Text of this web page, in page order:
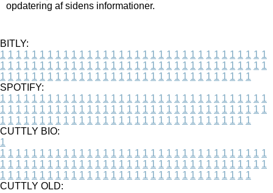
opdatering af sidens informationer.
BITLY:
1 1 1 1 1 1 1 1 1 1 1 1 1 1 1 1 1 1 1 1 1 1 1 1 1 1 1 1 1 1 1 1 1 1
1 1 1 1 1 1 1 1 1 1 1 1 1 1 1 1 1 1 1 1 1 1 1 1 1 1 1 1 1 1 1 1 1 1
1 1 1 1 1 1 1 1 1 1 1 1 1 1 1 1 1 1 1 1 1 1 1 1 1 1 1 1 1 1 1 1
SPOTIFY:
1 1 1 1 1 1 1 1 1 1 1 1 1 1 1 1 1 1 1 1 1 1 1 1 1 1 1 1 1 1 1 1 1 1
1 1 1 1 1 1 1 1 1 1 1 1 1 1 1 1 1 1 1 1 1 1 1 1 1 1 1 1 1 1 1 1 1 1
1 1 1 1 1 1 1 1 1 1 1 1 1 1 1 1 1 1 1 1 1 1 1 1 1 1 1 1 1 1 1 1
CUTTLY BIO:
1
1 1 1 1 1 1 1 1 1 1 1 1 1 1 1 1 1 1 1 1 1 1 1 1 1 1 1 1 1 1 1 1 1 1
1 1 1 1 1 1 1 1 1 1 1 1 1 1 1 1 1 1 1 1 1 1 1 1 1 1 1 1 1 1 1 1 1 1
1 1 1 1 1 1 1 1 1 1 1 1 1 1 1 1 1 1 1 1 1 1 1 1 1 1 1 1 1 1 1 1
CUTTLY OLD: